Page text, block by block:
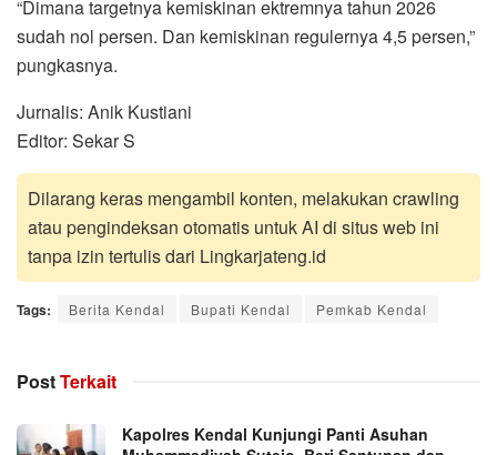
“Dimana targetnya kemiskinan ektremnya tahun 2026
sudah nol persen. Dan kemiskinan regulernya 4,5 persen,”
pungkasnya.
Jurnalis: Anik Kustiani
Editor: Sekar S
Dilarang keras mengambil konten, melakukan crawling
atau pengindeksan otomatis untuk AI di situs web ini
tanpa izin tertulis dari Lingkarjateng.id
Tags: Berita Kendal Bupati Kendal Pemkab Kendal
PostTerkait
Kapolres Kendal Kunjungi Panti Asuhan